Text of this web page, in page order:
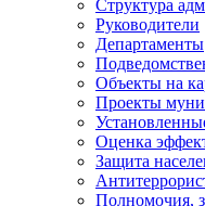
Структура
Руководители
Департаменты
Объекты на
Проекты
Оценка
Защита
Полномочия,